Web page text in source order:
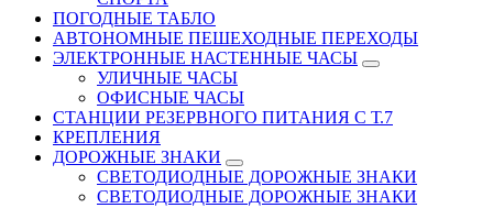
ПОГОДНЫЕ ТАБЛО
АВТОНОМНЫЕ ПЕШЕХОДНЫЕ ПЕРЕХОДЫ
ЭЛЕКТРОННЫЕ НАСТЕННЫЕ ЧАСЫ
УЛИЧНЫЕ ЧАСЫ
ОФИСНЫЕ ЧАСЫ
СТАНЦИИ РЕЗЕРВНОГО ПИТАНИЯ С Т.7
КРЕПЛЕНИЯ
ДОРОЖНЫЕ ЗНАКИ
СВЕТОДИОДНЫЕ ДОРОЖНЫЕ ЗНАКИ
СВЕТОДИОДНЫЕ ДОРОЖНЫЕ ЗНАКИ